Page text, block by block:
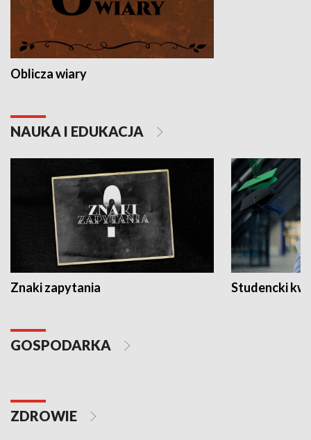
Oblicza wiary
NAUKA I EDUKACJA
Znaki zapytania Studencki
GOSPODARKA
ZDROWIE